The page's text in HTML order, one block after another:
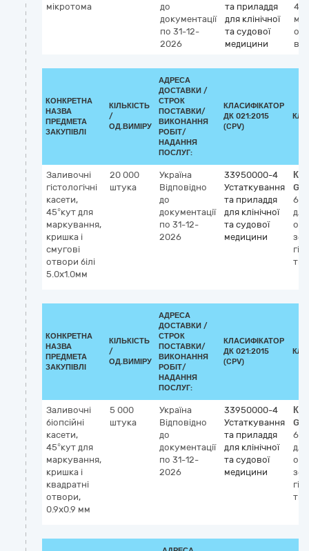
мікротома
до
документації
по 31-12-
2026
та приладдя
для клінічної
та судової
медицини
КОНКРЕТНА
НАЗВА
ПРЕДМЕТА
ЗАКУПІВЛІ
КІЛЬКІСТЬ
/
ОД.ВИМІРУ
АДРЕСА
ДОСТАВКИ /
СТРОК
ПОСТАВКИ/
ВИКОНАННЯ
РОБІТ/
НАДАННЯ
ПОСЛУГ:
КЛАСИФІКАТОР
ДК 021:2015
(CPV)
Заливочні
гістологічні
касети,
45°кут для
маркування,
кришка і
смугові
отвори білі
5.0x1.0мм
20 000
штука
Україна
Відповідно
до
документації
по 31-12-
2026
33950000-4
Устаткування
та приладдя
для клінічної
та судової
медицини
для
КОНКРЕТНА
НАЗВА
ПРЕДМЕТА
ЗАКУПІВЛІ
КІЛЬКІСТЬ
/
ОД.ВИМІРУ
АДРЕСА
ДОСТАВКИ /
СТРОК
ПОСТАВКИ/
ВИКОНАННЯ
РОБІТ/
НАДАННЯ
ПОСЛУГ:
КЛАСИФІКАТОР
ДК 021:2015
(CPV)
Заливочні
біопсійні
касети,
45°кут для
маркування,
кришка і
квадратні
отвори,
0.9x0.9 мм
5 000
штука
Україна
Відповідно
до
документації
по 31-12-
2026
33950000-4
Устаткування
та приладдя
для клінічної
та судової
медицини
для